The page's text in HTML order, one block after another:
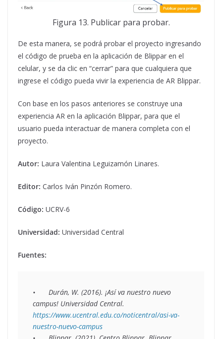
Figura 13. Publicar para probar.
De esta manera, se podrá probar el proyecto ingresando
el código de prueba en la aplicación de Blippar en el
celular, y se da clic en “cerrar” para que cualquiera que
ingrese el código pueda vivir la experiencia de AR Blippar.
Con base en los pasos anteriores se construye una
experiencia AR en la aplicación Blippar, para que el
usuario pueda interactuar de manera completa con el
proyecto.
Autor: Laura Valentina Leguizamón Linares.
Editor: Carlos Iván Pinzón Romero.
Código: UCRV-6
Universidad: Universidad Central
Fuentes:
•	Durán, W. (2016). ¡Así va nuestro nuevo
https://www.ucentral.edu.co/noticentral/asi-va-
nuestro-nuevo-campus